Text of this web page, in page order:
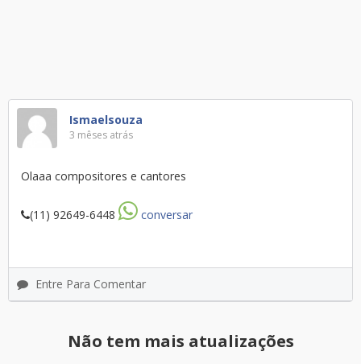
Ismaelsouza
3 mêses atrás
Olaaa compositores e cantores
(11) 92649-6448 conversar
Entre Para Comentar
Não tem mais atualizações